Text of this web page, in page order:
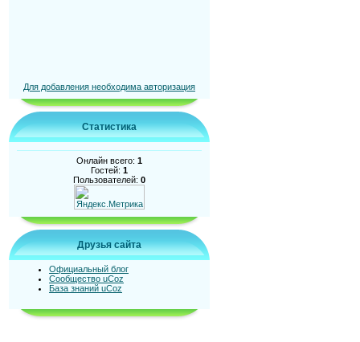
Для добавления необходима авторизация
Статистика
Онлайн всего: 1
Гостей: 1
Пользователей: 0
Друзья сайта
Официальный блог
Сообщество uCoz
База знаний uCoz